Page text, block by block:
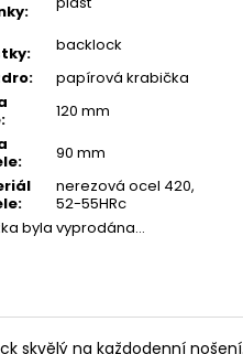
:
:
backlock
:
papírová krabička
:
120 mm
:
90 mm
:
nerezová ocel 420,
52-55HRc
byla vyprodána…
skvělý na každodenní